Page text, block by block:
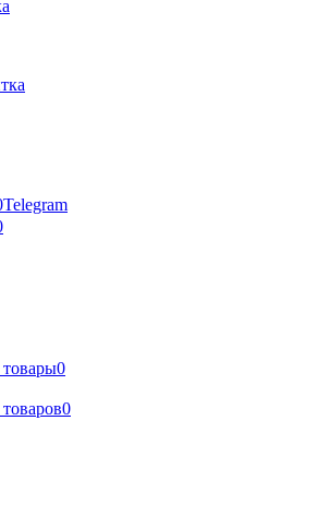
Telegram
0
0